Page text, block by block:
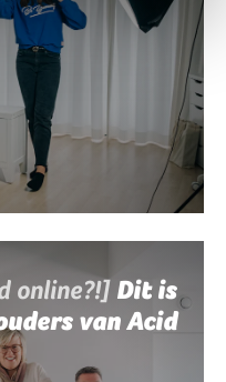
online?!] Dit is
van Acid